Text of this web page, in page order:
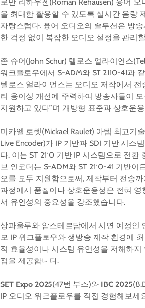
로만 리하우젠(Roman Rehausen) 융어
을 최대한 활용할 수 있도록 실시간 음량
자랑스럽다. 융어 오디오의 솔루션은 방
한 걱정 없이 복잡한 오디오 설정을 관리
존 슈어(John Schur) 텔로스 얼라이언스
워크플로우에서 S-ADM와 ST 2110-41과
텔로스 얼라이언스는 오디오 저작에서
리 용이성 개선에 주력하여 방송사들이
지원하고 있다”며 개방형 표준과 상호운
미카엘 로렛(Mickael Raulet) 아템 최고기
Live Encoder)가 IP 기반과 SDI 기반 시스
다. 이는 ST 2110 기반 IP 시스템으로 전
브 인코더는 S-ADM와 ST 2110-41 기반이
오를 모두 지원함으로써, 제작부터 전송
과정에서 품질이나 상호운용성은 전혀 영
서 유연성의 중요성을 강조했습니다.
상파울루와 암스테르담에서 시연 예정인
모 IP 워크플로우와 생방송 제작 환경에
적 효율성이나 시스템 유연성을 저해하
점을 제공합니다.
SET Expo 2025(47번 부스)와 IBC 2025
IP 오디오 워크플로우를 직접 경험해보세